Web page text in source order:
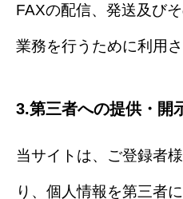
FAXの配信、発送及び
業務を行うために利用
3.第三者への提供・開
当サイトは、ご登録者
り、個人情報を第三者